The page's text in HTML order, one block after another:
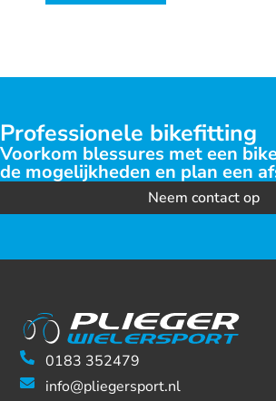
Professionele bikefitting
Voorkom blessures met een
de mogelijkheden en plan een
Neem contact op
0183 352479
info@pliegersport.nl